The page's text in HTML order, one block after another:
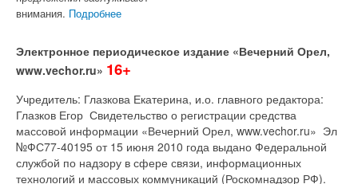
внимания. Подробнее
Электронное периодическое издание «Вечерний Орел,
www.vechor.ru» 16+
Учредитель: Глазкова Екатерина, и.о. главного редактора:
Глазков Егор Свидетельство о регистрации средства
массовой информации «Вечерний Орел, www.vechor.ru» Эл
№ФС77-40195 от 15 июня 2010 года выдано Федеральной
службой по надзору в сфере связи, информационных
технологий и массовых коммуникаций (Роскомнадзор РФ).